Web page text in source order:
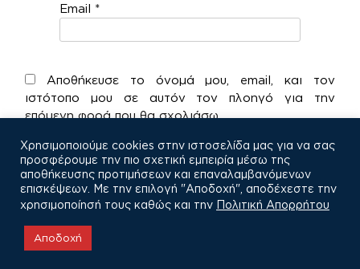
Email *
Αποθήκευσε το όνομά μου, email, και τον
ιστότοπο μου σε αυτόν τον πλοηγό για την
επόμενη φορά που θα σχολιάσω.
Χρησιμοποιούμε cookies στην ιστοσελίδα μας για να σας
προσφέρουμε την πιο σχετική εμπειρία μέσω της
αποθήκευσης προτιμήσεων και επαναλαμβανόμενων
επισκέψεων. Με την επιλογή "Αποδοχή", αποδέχεστε την
χρησιμοποίησή τους καθώς και την Πολιτική Απορρήτου
Αποδοχή